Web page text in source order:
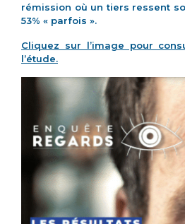
rémission où un tiers ressent
53% « parfois ».
Cliquez sur l’image pour
l’étude.